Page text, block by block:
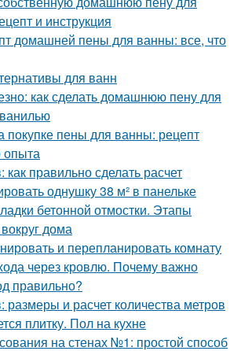
и инструкция
домашней пены для ванны: все, что
для ванн
как сделать домашнюю пену для
покупке пены для ванны: рецепт
опыта
правильно сделать расчет
однушку 38 м² в панельке
бетонной отмостки. Этапы
дома
и перепланировать комнату
через кровлю. Почему важно
правильно?
и расчет количества метров
плитку. Пол на кухне
на стенах №1: простой способ